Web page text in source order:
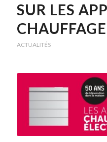
SUR LES
ACTUALITÉS